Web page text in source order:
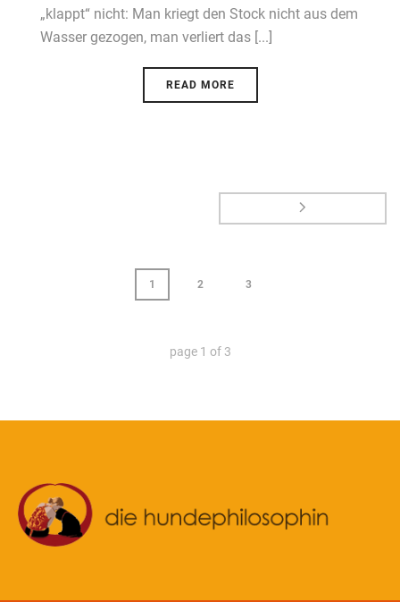
„klappt“ nicht: Man kriegt den Stock nicht aus dem
Wasser gezogen, man verliert das [...]
READ MORE
1 2 3
page 1 of 3